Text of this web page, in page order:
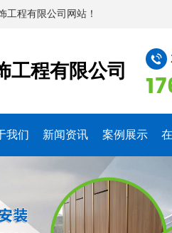
工程有限公司网站！
工程有限公司
我们 新闻资讯 案例展示